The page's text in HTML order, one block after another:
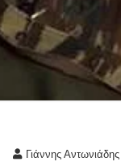
Γιάννης Αντωνιάδης